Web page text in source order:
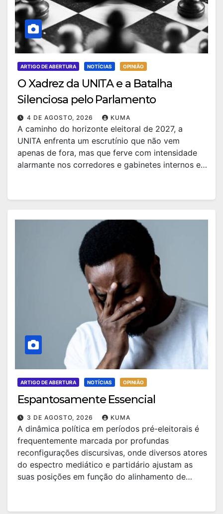
ARTIGO DE ABERTURA NOTÍCIAS OPINIÃO
O Xadrez da UNITA e a Batalha
Silenciosa pelo Parlamento
4 DE AGOSTO, 2026 KUMA
A caminho do horizonte eleitoral de 2027, a
UNITA enfrenta um escrutínio que não vem
apenas de fora, mas que ferve com intensidade
alarmante nos corredores e gabinetes internos e…
ARTIGO DE ABERTURA NOTÍCIAS OPINIÃO
Espantosamente Essencial
3 DE AGOSTO, 2026 KUMA
A dinâmica política em períodos pré-eleitorais é
frequentemente marcada por profundas
reconfigurações discursivas, onde diversos atores
do espectro mediático e partidário ajustam as
suas posições em função do alinhamento de…